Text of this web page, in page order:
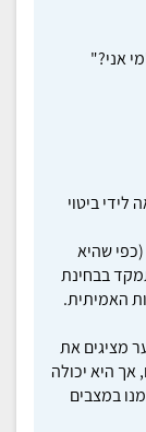
אני?"
ביטוי
שהיא
בבחינת
האמיתית.
מציגים את
היא יכולה
במצבים